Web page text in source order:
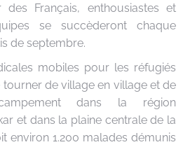
des Français, enthousiastes et
se succèderont chaque
de septembre.
mobiles pour les réfugiés
de village en village et de
dans la région
et dans la plaine centrale de la
environ 1.200 malades démunis